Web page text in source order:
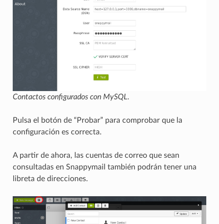
Contactos configurados con MySQL.
Pulsa el botón de “Probar” para comprobar que la
configuración es correcta.
A partir de ahora, las cuentas de correo que sean
consultadas en Snappymail también podrán tener una
libreta de direcciones.